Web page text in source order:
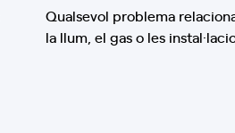
Qualsevol problema
la llum, el gas o les